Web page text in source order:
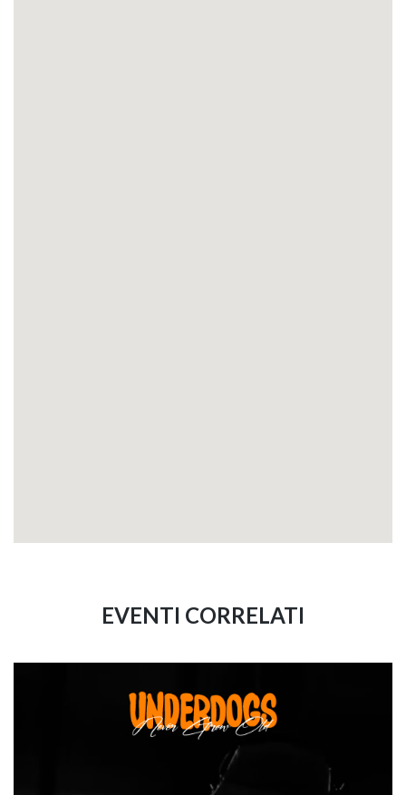
EVENTI CORRELATI